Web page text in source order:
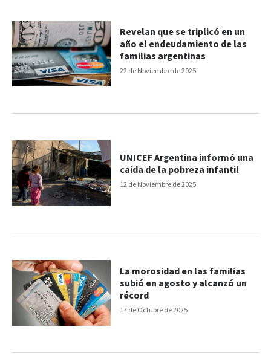
22 de Noviembre de 2025
Revelan que se triplicó en un
año el endeudamiento de las
familias argentinas
12 de Noviembre de 2025
UNICEF Argentina informó una
caída de la pobreza infantil
17 de Octubre de 2025
La morosidad en las familias
subió en agosto y alcanzó un
récord